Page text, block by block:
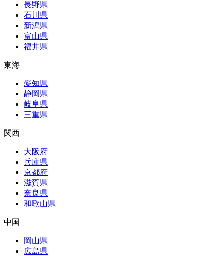
長野県
石川県
新潟県
富山県
福井県
東海
愛知県
静岡県
岐阜県
三重県
関西
大阪府
兵庫県
京都府
滋賀県
奈良県
和歌山県
中国
岡山県
広島県